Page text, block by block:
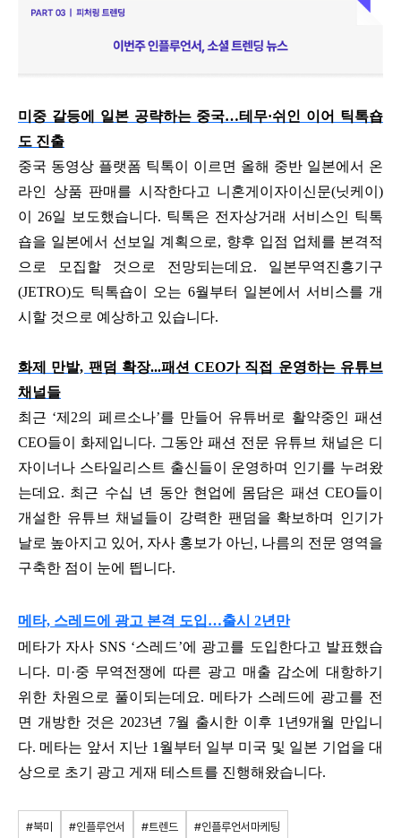
미중 갈등에 일본 공략하는 중국…테무·쉬인 이어 틱톡숍
도 진출
중국 동영상 플랫폼 틱톡이 이르면 올해 중반 일본에서 온
라인 상품 판매를 시작한다고 니혼게이자이신문(닛케이)
이 26일 보도했습니다. 틱톡은 전자상거래 서비스인 틱톡
숍을 일본에서 선보일 계획으로, 향후 입점 업체를 본격적
으로 모집할 것으로 전망되는데요. 일본무역진흥기구
(JETRO)도 틱톡숍이 오는 6월부터 일본에서 서비스를 개
시할 것으로 예상하고 있습니다.
화제 만발, 팬덤 확장...패션 CEO가 직접 운영하는 유튜브
채널들
최근 ‘제2의 페르소나’를 만들어 유튜버로 활약중인 패션
CEO들이 화제입니다. 그동안 패션 전문 유튜브 채널은 디
자이너나 스타일리스트 출신들이 운영하며 인기를 누려왔
는데요. 최근 수십 년 동안 현업에 몸담은 패션 CEO들이
개설한 유튜브 채널들이 강력한 팬덤을 확보하며 인기가
날로 높아지고 있어, 자사 홍보가 아닌, 나름의 전문 영역을
구축한 점이 눈에 띕니다.
메타, 스레드에 광고 본격 도입…출시 2년만
메타가 자사 SNS ‘스레드’에 광고를 도입한다고 발표했습
니다. 미·중 무역전쟁에 따른 광고 매출 감소에 대항하기
위한 차원으로 풀이되는데요. 메타가 스레드에 광고를 전
면 개방한 것은 2023년 7월 출시한 이후 1년9개월 만입니
다. 메타는 앞서 지난 1월부터 일부 미국 및 일본 기업을 대
상으로 초기 광고 게재 테스트를 진행해왔습니다.
#북미 #인플루언서 #트렌드 #인플루언서마케팅